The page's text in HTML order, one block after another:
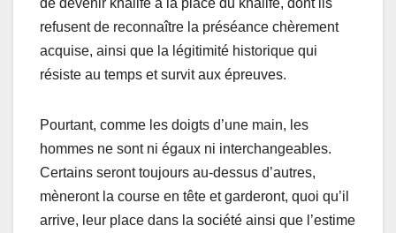
refusent de reconnaître la préséance chèrement
acquise, ainsi que la légitimité historique qui
résiste au temps et survit aux épreuves.
Pourtant, comme les doigts d’une main, les
hommes ne sont ni égaux ni interchangeables.
Certains seront toujours au-dessus d’autres,
mèneront la course en tête et garderont, quoi qu’il
arrive, leur place dans la société ainsi que l’estime